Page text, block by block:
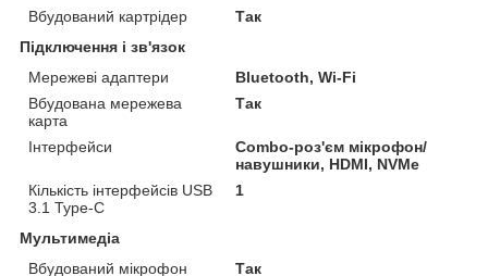
Вбудований картрідер
Так
Підключення і зв'язок
Мережеві адаптери
Bluetooth, Wi-Fi
Вбудована мережева
карта
Так
Інтерфейси
Combo-роз'єм мікрофон/
навушники, HDMI, NVMe
Кількість інтерфейсів USB
3.1 Type-C
1
Мультимедіа
Вбудований мікрофон
Так